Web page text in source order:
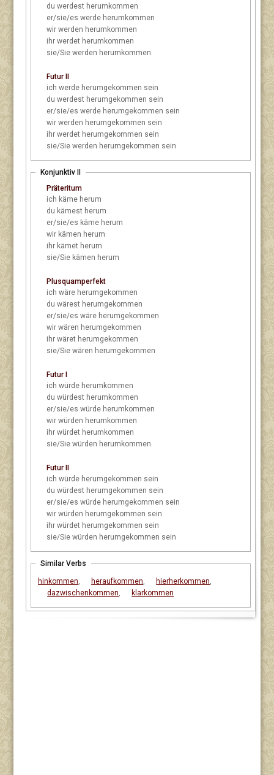
du werdest herumkommen
er/sie/es werde herumkommen
wir werden herumkommen
ihr werdet herumkommen
sie/Sie werden herumkommen
Futur II
ich
werde herumgekommen sein
du
werdest herumgekommen sein
er/sie/es
werde herumgekommen sein
wir
werden herumgekommen sein
ihr
werdet herumgekommen sein
sie/Sie
werden herumgekommen sein
Konjunktiv II
Präteritum
ich käme herum
du kämest herum
er/sie/es käme herum
wir kämen herum
ihr kämet herum
sie/Sie kämen herum
Plusquamperfekt
ich wäre herumgekommen
du wärest herumgekommen
er/sie/es wäre herumgekommen
wir wären herumgekommen
ihr wäret herumgekommen
sie/Sie wären herumgekommen
Futur I
ich würde herumkommen
du würdest herumkommen
er/sie/es würde herumkommen
wir würden herumkommen
ihr würdet herumkommen
sie/Sie würden herumkommen
Futur II
ich
würde herumgekommen sein
du
würdest herumgekommen sein
er/sie/es
würde herumgekommen sein
wir
würden herumgekommen sein
ihr
würdet herumgekommen sein
sie/Sie
würden herumgekommen sein
Similar Verbs
hinkommen, heraufkommen, hierherkommen,
dazwischenkommen, klarkommen